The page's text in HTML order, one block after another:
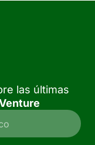
las últimas